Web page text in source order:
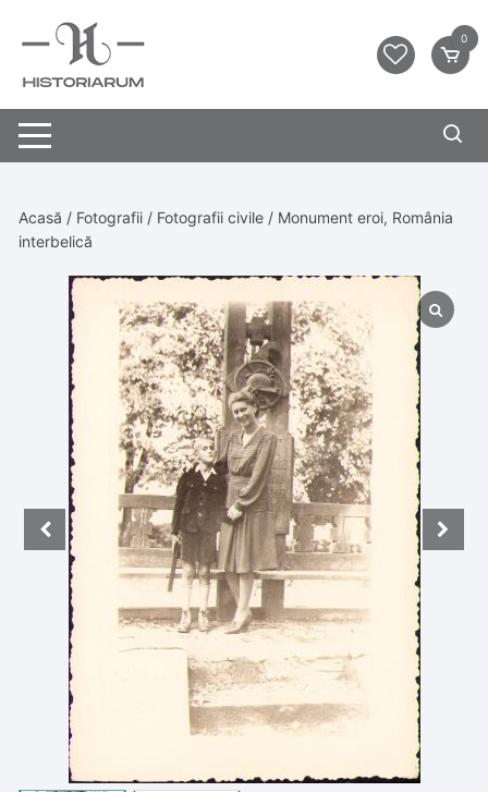
0
Acasă / Fotografii / Fotografii civile / Monument eroi, România
interbelică